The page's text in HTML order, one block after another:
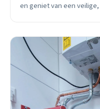
en geniet van een